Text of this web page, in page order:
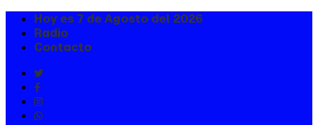
Hoy es 7 de Agosto del 2026
Radio
Contacto